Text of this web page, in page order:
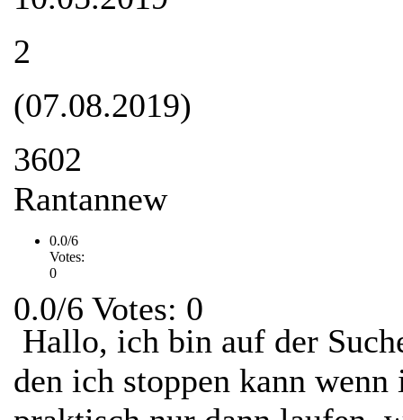
2
(07.08.2019)
3602
Rantannew
0.0/6
Votes:
0
0.0/6 Votes: 0
Hallo, ich bin auf der
den ich stoppen kann